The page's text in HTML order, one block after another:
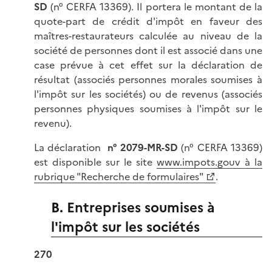
SD(n° CERFA 13369). Il portera le montant de la
quote-part de crédit d'impôt en faveur des
maîtres-restaurateurs calculée au niveau de la
société de personnes dont il est associé dans une
case prévue à cet effet sur la déclaration de
résultat (associés personnes morales soumises à
l'impôt sur les sociétés) ou de revenus (associés
personnes physiques soumises à l'impôt sur le
revenu).
La déclaration n° 2079-MR-SD(n° CERFA 13369)
est disponible sur le site www.impots.gouv à la
rubrique "Recherche de formulaires"
.
B. Entreprises soumises à
l'impôt sur les sociétés
270